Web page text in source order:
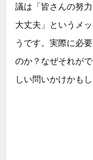
議は「皆さんの努
大丈夫」というメ
うです。実際に必
のか？なぜそれが
しい問いかけかもし